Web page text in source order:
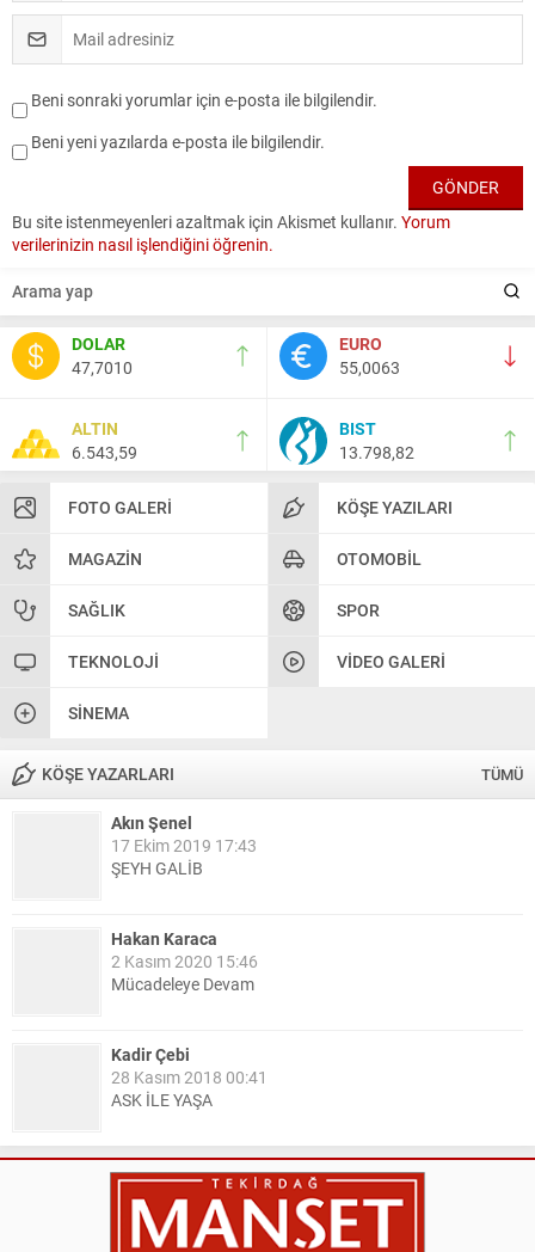
DOLAR
47,7010
EURO
55,0063
ALTIN
6.543,59
BIST
13.798,82
FOTO GALERI KÖŞE YAZILARI
MAGAZIN OTOMOBIL
SAĞLIK SPOR
TEKNOLOJI VIDEO GALERI
SINEMA
KÖŞE YAZARLARI TÜMÜ
Akın Şenel
17 Ekim 2019 17:43
ŞEYH GALİB
Hakan Karaca
2 Kasım 2020 15:46
Mücadeleye Devam
Kadir Çebi
28 Kasım 2018 00:41
ASK İLE YAŞA
Nail Kazanç
10 Mart 2023 21:36
HAYDİ TEKİRDAĞ MAÇA !!!!
Beni sonraki yorumlar için e-posta ile bilgilendir.
Beni yeni yazılarda e-posta ile bilgilendir.
Bu site istenmeyenleri azaltmak için Akismet kullanır. Yorum
verilerinizin nasıl işlendiğini öğrenin.